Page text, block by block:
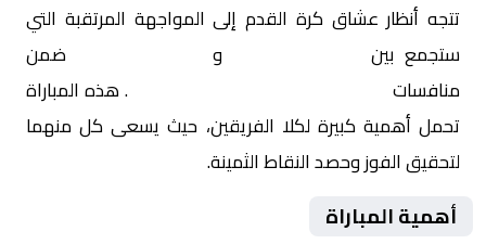
تتجه أنظار عشاق كرة القدم إلى المواجهة المرتقبة التي
ستجمع بين
و
ضمن
منافسات
. هذه المباراة
تحمل أهمية كبيرة لكلا الفريقين، حيث يسعى كل منهما
لتحقيق الفوز وحصد النقاط الثمينة.
أهمية المباراة